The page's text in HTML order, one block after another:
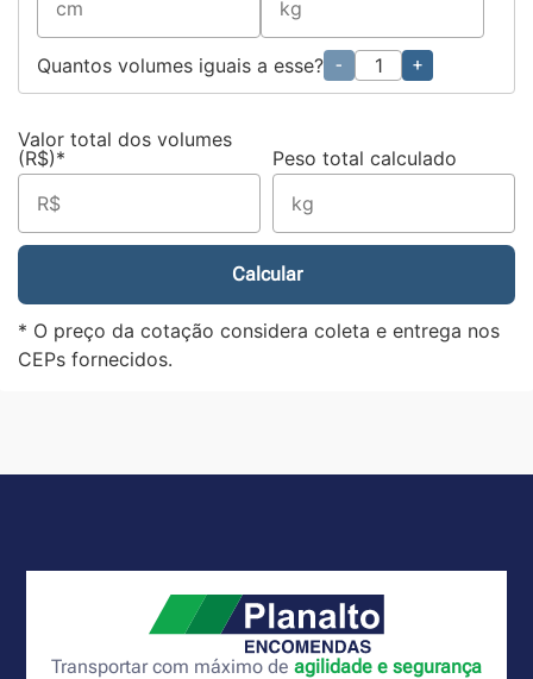
Quantos volumes iguais a esse? - +
Valor total dos volumes
(R$)*
Peso total calculado
Calcular
* O preço da cotação considera coleta e entrega nos
CEPs fornecidos.
Transportar com máximo de agilidade e segurança